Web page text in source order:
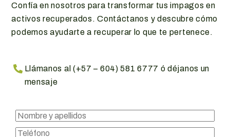
Confía en nosotros para transformar tus impagos en
activos recuperados. Contáctanos y descubre cómo
podemos ayudarte a recuperar lo que te pertenece.
Llámanos al (+57 – 604) 581 6777 ó déjanos un
mensaje